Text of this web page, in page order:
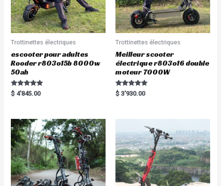
Trottinettes électriques
escooter pour adultes
Rooder r803o15b 8000w
50ah
Rated
5.00
$ 4'845.00
Trottinettes électriques
Meilleur scooter
électrique r803o16 double
moteur 7000W
Rated
5.00
$ 3'930.00